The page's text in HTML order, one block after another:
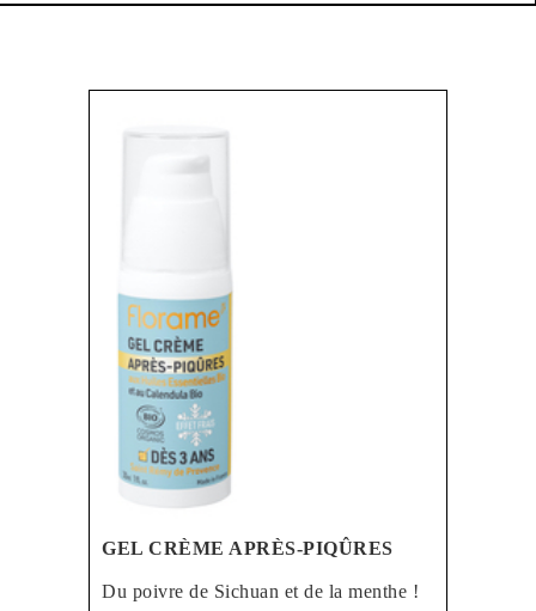
GEL CRÈME APRÈS-PIQÛRES
Du poivre de Sichuan et de la menthe !